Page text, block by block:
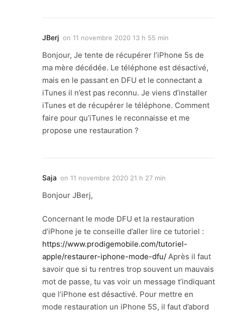
JBerj on 11 novembre 2020 13 h 55 min
Bonjour, Je tente de récupérer l’iPhone 5s de
ma mère décédée. Le téléphone est désactivé,
mais en le passant en DFU et le connectant a
iTunes il n’est pas reconnu. Je viens d’installer
iTunes et de récupérer le téléphone. Comment
faire pour qu’iTunes le reconnaisse et me
propose une restauration ?
Saja on 11 novembre 2020 21 h 27 min
Bonjour JBerj,
Concernant le mode DFU et la restauration
d’iPhone je te conseille d’aller lire ce tutoriel :
https://www.prodigemobile.com/tutoriel-
apple/restaurer-iphone-mode-dfu/ Après il faut
savoir que si tu rentres trop souvent un mauvais
mot de passe, tu vas voir un message t’indiquant
que l’iPhone est désactivé. Pour mettre en
mode restauration un iPhone 5S, il faut d’abord